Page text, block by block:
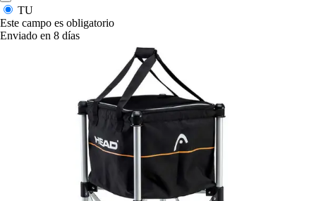
TU
Este campo es obligatorio
Enviado en 8 días